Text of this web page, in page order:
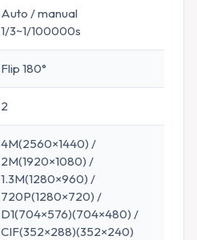
Auto / manual
1/3~1/100000s
Flip 180°
2
4M(2560×1440) /
2M(1920×1080) /
1.3M(1280×960) /
720P(1280×720) /
D1(704×576)(704×480) /
CIF(352×288)(352×240)